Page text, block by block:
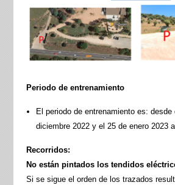
Periodo de entrenamiento
El periodo de entrenamiento es: desde
diciembre 2022 y el 25 de enero 2023
Recorridos:
No están pintados los tendidos
Si se sigue el orden de los trazados